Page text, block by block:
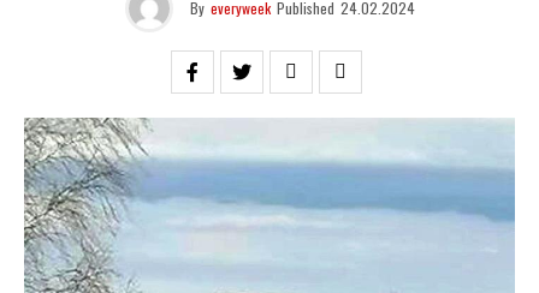
By everyweek Published 24.02.2024